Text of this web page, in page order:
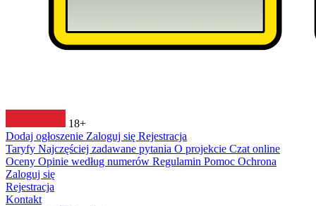
18+
Dodaj ogłoszenie Zaloguj się Rejestracja
Taryfy Najczęściej zadawane pytania O projekcie Czat online
Oceny Opinie według numerów Regulamin Pomoc Ochrona
Zaloguj się
Rejestracja
Kontakt